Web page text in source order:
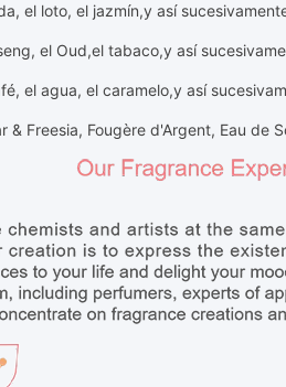
el loto, el jazmín,y así
el Oud,el tabaco,y así
el agua, el caramelo,y así
& Freesia, Fougère d'Argent, Eau de